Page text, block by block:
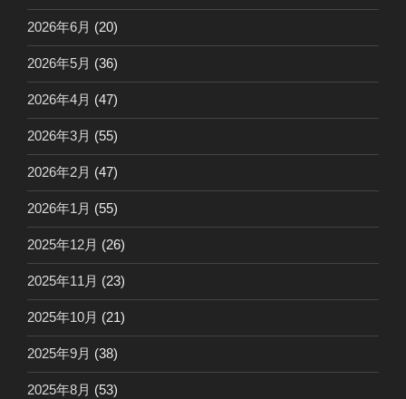
2026年6月 (20)
2026年5月 (36)
2026年4月 (47)
2026年3月 (55)
2026年2月 (47)
2026年1月 (55)
2025年12月 (26)
2025年11月 (23)
2025年10月 (21)
2025年9月 (38)
2025年8月 (53)